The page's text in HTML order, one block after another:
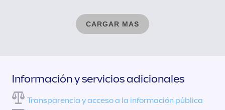
CARGAR MAS
Información y servicios adicionales
Transparencia y acceso a la información pública